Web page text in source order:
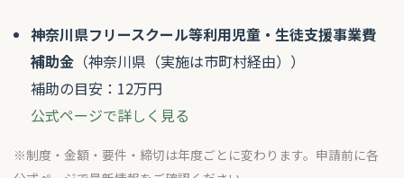
神奈川県フリースクール等利用児童・生徒支援事業費
補助金 （神奈川県（実施は市町村経由））
補助の目安：12万円
公式ページで詳しく見る
※制度・金額・要件・締切は年度ごとに変わります。申請前に各